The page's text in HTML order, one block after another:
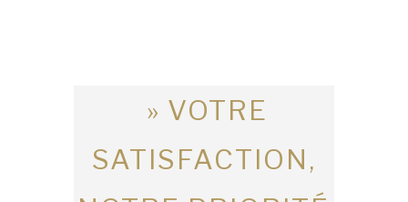
» VOTRE
SATISFACTION,